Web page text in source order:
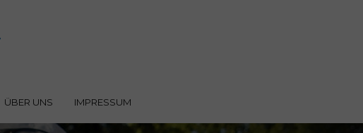
ÜBER UNS IMPRESSUM